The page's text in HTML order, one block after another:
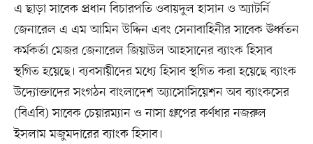
এ ছাড়া সাবেক প্রধান বিচারপতি ওবায়দুল হাসান ও অ্যাটর্নি
জেনারেল এ এম আমিন উদ্দিন এবং সেনাবাহিনীর সাবেক ঊর্ধ্বতন
কর্মকর্তা মেজর জেনারেল জিয়াউল আহসানের ব্যাংক হিসাব
স্থগিত হয়েছে। ব্যবসায়ীদের মধ্যে হিসাব স্থগিত করা হয়েছে ব্যাংক
উদ্যোক্তাদের সংগঠন বাংলাদেশ অ্যাসোসিয়েশন অব ব্যাংকসের
(বিএবি) সাবেক চেয়ারম্যান ও নাসা গ্রুপের কর্ণধার নজরুল
ইসলাম মজুমদারের ব্যাংক হিসাব।